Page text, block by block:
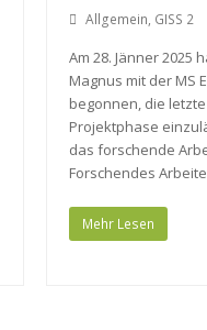
Allgemein, GISS 2
Am 28. Jänner 2025
Magnus mit der MS
begonnen, die letzte
Projektphase
das forschende
Forschendes
Mehr Lesen